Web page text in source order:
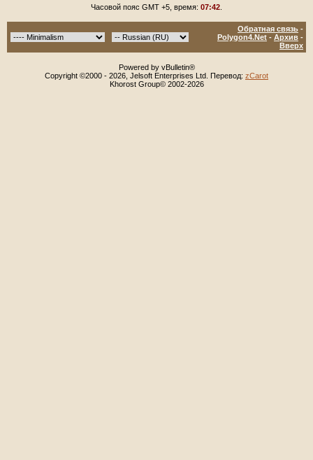
Часовой пояс GMT +5, время: 07:42
Обратная связь -
Polygon4.Net - Архив -
Вверх
Powered by vBulletin®
Copyright ©2000 - 2026, Jelsoft Enterprises Ltd. Перевод: zCarot
Khorost Group© 2002-2026